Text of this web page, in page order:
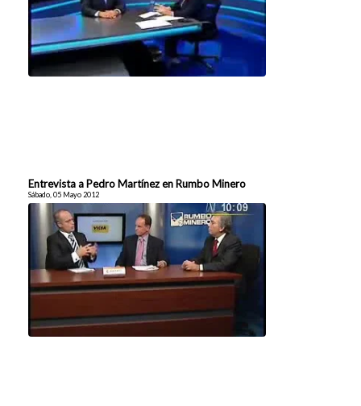
Entrevista a Pedro Martínez en Rumbo Minero
Sábado, 05 Mayo 2012